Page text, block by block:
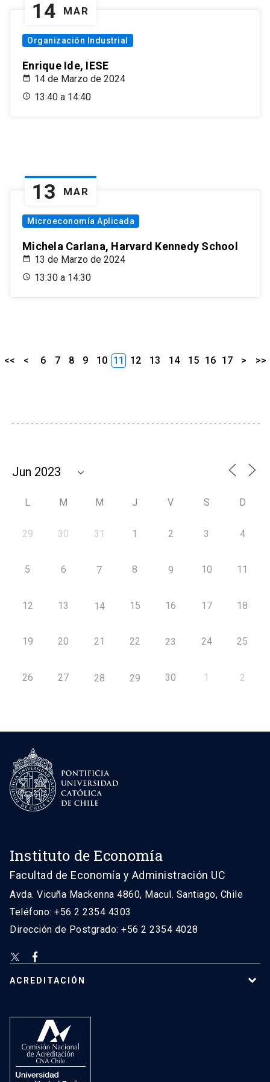
14 MAR
Organización Industrial
Enrique Ide, IESE
14 de Marzo de 2024
13:40 a 14:40
13 MAR
Microeconomía Aplicada
Michela Carlana, Harvard Kennedy School
13 de Marzo de 2024
13:30 a 14:30
<< < 6 7 8 9 10 11 12 13 14 15 16 17 > >>
L M M J V S D
29 30 31 1 2 3 4
5 6 7 8 9 10 11
12 13 14 15 16 17 18
19 20 21 22 23 24 25
26 27 28 29 30 1 2
Instituto de Economía
Facultad de Economía y Administración UC
Avda. Vicuña Mackenna 4860, Macul. Santiago, Chile
Teléfono: +56 2 2354 4303
Dirección de Postgrado: +56 2 2354 4028
ACREDITACIÓN